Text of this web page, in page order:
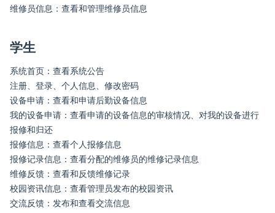
维修员信息：查看和管理维修员信息
学生
系统首页：查看系统公告
注册、登录、个人信息、修改密码
设备申请：查看和申请后勤设备信息
我的设备申请：查看申请的设备信息的审核情况、对我的设备进行
报修和归还
报修信息：查看个人报修信息
报修记录信息：查看分配的维修员的维修记录信息
维修反馈：查看和反馈维修记录
校园资讯信息：查看管理员发布的校园资讯
交流反馈：发布和查看交流信息